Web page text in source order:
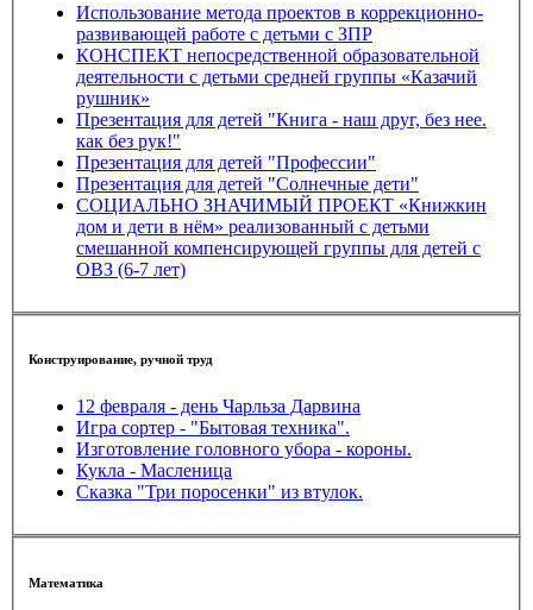
Использование метода проектов в коррекционно-
развивающей работе с детьми с ЗПР
КОНСПЕКТ непосредственной образовательной
деятельности с детьми средней группы «Казачий
рушник»
Презентация для детей "Книга - наш друг, без нее.
как без рук!"
Презентация для детей "Профессии"
Презентация для детей "Солнечные дети"
СОЦИАЛЬНО ЗНАЧИМЫЙ ПРОЕКТ «Книжкин
дом и дети в нём» реализованный с детьми
смешанной компенсирующей группы для детей с
ОВЗ (6-7 лет)
Конструирование, ручной труд
12 февраля - день Чарльза Дарвина
Игра сортер - "Бытовая техника".
Изготовление головного убора - короны.
Кукла - Масленица
Сказка "Три поросенки" из втулок.
Математика